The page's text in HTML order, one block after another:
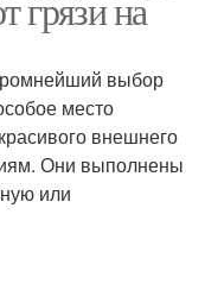
выбор
место
внешнего
Они выполнены
или